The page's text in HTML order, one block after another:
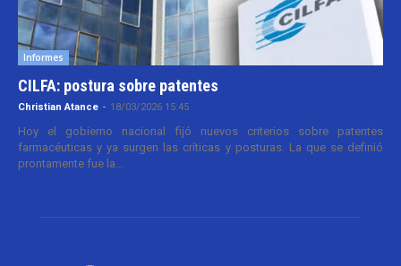
Informes
CILFA: postura sobre patentes
Christian Atance - 18/03/2026 15:45
Hoy el gobierno nacional fijó nuevos criterios sobre patentes
farmacéuticas y ya surgen las críticas y posturas. La que se definió
prontamente fue la...